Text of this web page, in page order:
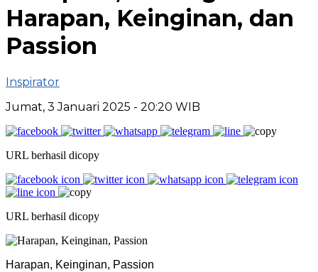
Harapan, Keinginan, dan
Passion
Inspirator
Jumat, 3 Januari 2025 - 20:20 WIB
URL berhasil dicopy
URL berhasil dicopy
Harapan, Keinginan, Passion